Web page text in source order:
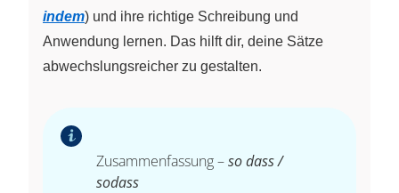
indem) und ihre richtige Schreibung und
Anwendung lernen. Das hilft dir, deine Sätze
abwechslungsreicher zu gestalten.
Zusammenfassung –so dass /
sodass